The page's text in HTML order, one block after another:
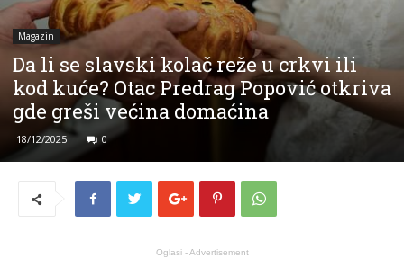
Magazin
Da li se slavski kolač reže u crkvi ili
kod kuće? Otac Predrag Popović otkriva
gde greši većina domaćina
18/12/2025 0
Oglasi - Advertisement